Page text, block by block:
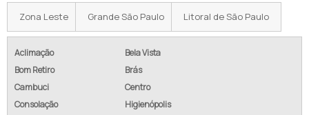
ECOBAG TECIDO CRU
FABRICANTE DE SACOLA ECOLÓGICA
Zona Leste Grande São Paulo Litoral de São Paulo
Aclimação
Bela Vista
Bom Retiro
Brás
Cambuci
Centro
Consolação
Higienópolis